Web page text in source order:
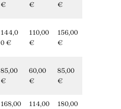
€
€
€
144,0
0 €
110,00
€
156,00
€
85,00
€
60,00
€
85,00
€
168,00
114,00
180,00